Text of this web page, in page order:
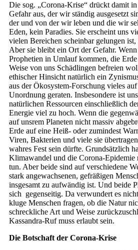
Die sog. „Corona-Krise“ drückt damit
Gefahr aus, der wir ständig ausgesetzt
der und von der wir leben und die wir
Eden, kein Paradies. Sie erscheint uns
vielen Bereichen scheinbar gelungen ist,
Aber sie bleibt ein Ort der Gefahr. Wenn
Prophetien in Umlauf kommen, die
Weise von uns Schädlingen befreien
ethischer Hinsicht natürlich ein
aus der Ökosystem-Forschung vieles
Unordnung geraten. Insbesondere ist
natürlichen Ressourcen einschließlich
Energie viel zu hoch. Wenn die
auf unsrem Planeten nicht massiv
Erde auf eine Heiß- oder zumindest
Viren, Bakterien und viele sie
wahres Fest sein dürfte. Grundsätzlich
Klimawandel und die Corona-Epidemie
tun. Aber beide sind auf verschiedene
stark angewachsenen, gefräßigen
insgesamt zu aufwändig ist. Und beide
sich gegenseitig. Da verwundert es
kluge Menschen fragen, ob die Natur
schreckliche Art und Weise
Kassandra-Ruf muss erlaubt sein.
Die Botschaft der Corona-Krise